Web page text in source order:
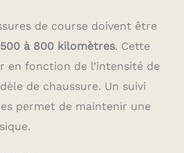
de course doivent être
500 à 800 kilomètres. Cette
en fonction de l’intensité de
de chaussure. Un suivi
permet de maintenir une